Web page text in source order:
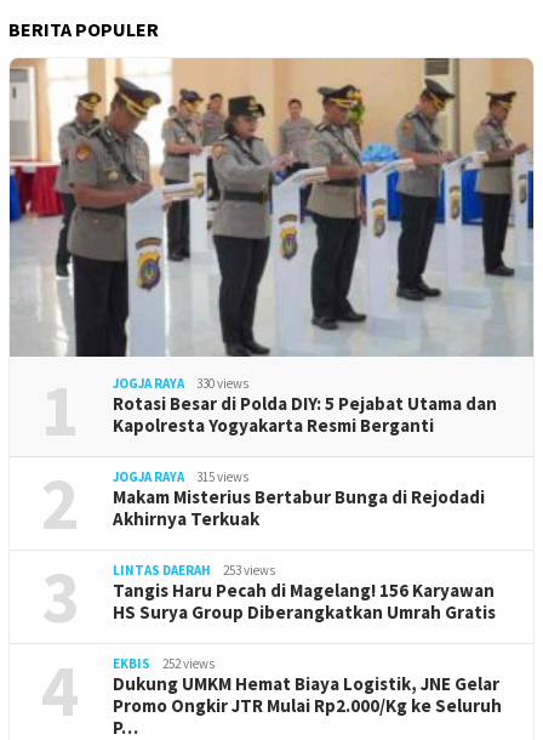
BERITA POPULER
1 JOGJA RAYA 330 views
Rotasi Besar di Polda DIY: 5 Pejabat Utama dan
Kapolresta Yogyakarta Resmi Berganti
2 JOGJA RAYA 315 views
Makam Misterius Bertabur Bunga di Rejodadi
Akhirnya Terkuak
3 LINTAS DAERAH 253 views
Tangis Haru Pecah di Magelang! 156 Karyawan
HS Surya Group Diberangkatkan Umrah Gratis
4 EKBIS 252 views
Dukung UMKM Hemat Biaya Logistik, JNE Gelar
Promo Ongkir JTR Mulai Rp2.000/Kg ke Seluruh
P…